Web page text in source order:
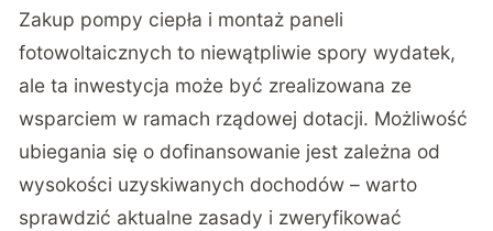
Zakup pompy ciepła i montaż paneli
fotowoltaicznych to niewątpliwie spory wydatek,
ale ta inwestycja może być zrealizowana ze
wsparciem w ramach rządowej dotacji. Możliwość
ubiegania się o dofinansowanie jest zależna od
wysokości uzyskiwanych dochodów – warto
sprawdzić aktualne zasady i zweryfikować